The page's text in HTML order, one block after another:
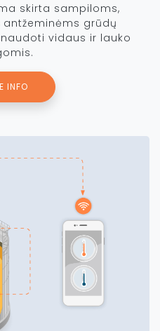
skirta sampiloms,
grūdų
vidaus ir lauko
INFO